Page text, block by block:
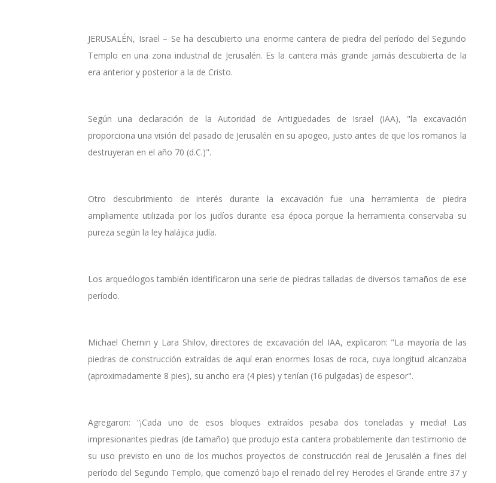
JERUSALÉN, Israel – Se ha descubierto una enorme cantera de piedra del período del Segundo
Templo en una zona industrial de Jerusalén. Es la cantera más grande jamás descubierta de la
era anterior y posterior a la de Cristo.
Según una declaración de la Autoridad de Antigüedades de Israel (IAA), "la excavación
proporciona una visión del pasado de Jerusalén en su apogeo, justo antes de que los romanos la
destruyeran en el año 70 (d.C.)".
Otro descubrimiento de interés durante la excavación fue una herramienta de piedra
ampliamente utilizada por los judíos durante esa época porque la herramienta conservaba su
pureza según la ley halájica judía.
Los arqueólogos también identificaron una serie de piedras talladas de diversos tamaños de ese
período.
Michael Chernin y Lara Shilov, directores de excavación del IAA, explicaron: "La mayoría de las
piedras de construcción extraídas de aquí eran enormes losas de roca, cuya longitud alcanzaba
(aproximadamente 8 pies), su ancho era (4 pies) y tenían (16 pulgadas) de espesor".
Agregaron: “¡Cada uno de esos bloques extraídos pesaba dos toneladas y media! Las
impresionantes piedras (de tamaño) que produjo esta cantera probablemente dan testimonio de
su uso previsto en uno de los muchos proyectos de construcción real de Jerusalén a fines del
período del Segundo Templo, que comenzó bajo el reinado del rey Herodes el Grande entre 37 y